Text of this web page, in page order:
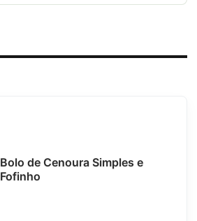
Bolo de Cenoura Simples e
Fofinho